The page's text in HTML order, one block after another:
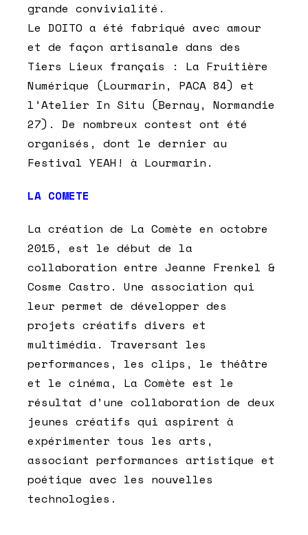
grande convivialité.
Le DOITO a été fabriqué avec amour
et de façon artisanale dans des
Tiers Lieux français : La Fruitière
Numérique (Lourmarin, PACA 84) et
l’Atelier In Situ (Bernay, Normandie
27). De nombreux contest ont été
organisés, dont le dernier au
Festival YEAH! à Lourmarin.
LA COMETE
La création de La Comète en octobre
2015, est le début de la
collaboration entre Jeanne Frenkel &
Cosme Castro. Une association qui
leur permet de développer des
projets créatifs divers et
multimédia. Traversant les
performances, les clips, le théâtre
et le cinéma, La Comète est le
résultat d’une collaboration de deux
jeunes créatifs qui aspirent à
expérimenter tous les arts,
associant performances artistique et
poétique avec les nouvelles
technologies.